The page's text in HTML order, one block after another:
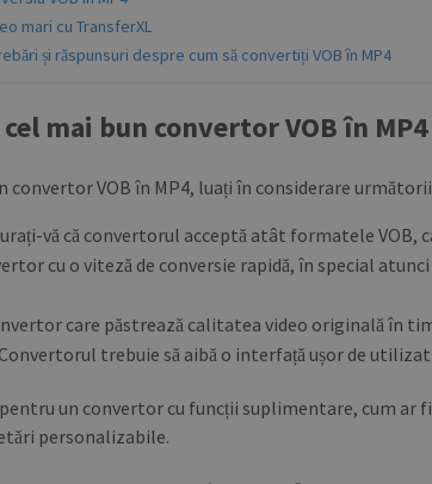
mari cu TransferXL
și răspunsuri despre cum să convertiți VOB în MP4
mai bun convertor VOB în MP4
convertor VOB în MP4, luați în considerare
vă că convertorul acceptă atât formatele VOB,
cu o viteză de conversie rapidă, în special
care păstrează calitatea video originală în
Convertorul trebuie să aibă o interfață ușor de
un convertor cu funcții suplimentare, cum ar
personalizabile.